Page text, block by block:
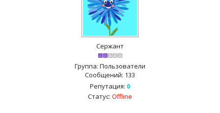
Сержант
Группа: Пользователи
Сообщений: 133
Репутация: 0
Статус: Offline